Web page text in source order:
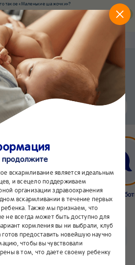
такое «Маленькие шажочки»?
новый суперсервис для отслеживания
развития вашего малыша
Попробовать сейчас
Nestlé Baby&me
и удобнее
Установить
Чат24/7
Интернет-
магазин
Линия
24/7
28 29 30 31
продолжите
вскармливание является идеальным
и всецело поддерживаем
организации здравоохранения
вскармливании в течение первых
Также мы признаем, что
не всегда может быть доступно для
кормления вы ни выбрали, клуб
готов предоставить новейшую научно
чтобы вы чувствовали
в том, что даете своему ребенку